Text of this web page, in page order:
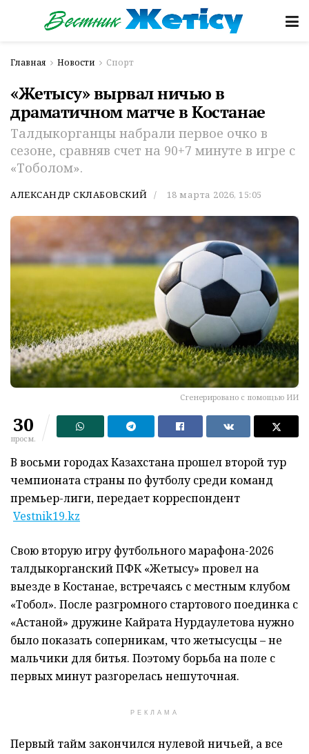
Главная Новости Спорт
«Жетысу» вырвал ничью в
драматичном матче в Костанае
Талдыкорганцы набрали первое очко в
сезоне, сравняв счет на 90+7 минуте в игре с
«Тоболом».
АЛЕКСАНДР СКЛАБОВСКИЙ 18 марта 2026, 15:05
Сгенерировано с помощью ИИ
30
просм.
В восьми городах Казахстана прошел второй тур
чемпионата страны по футболу среди команд
премьер-лиги, передает корреспондент
Vestnik19.kz
Свою вторую игру футбольного марафона-2026
талдыкорганский ПФК «Жетысу» провел на
выезде в Костанае, встречаясь с местным клубом
«Тобол». После разгромного стартового поединка с
«Астаной» дружине Кайрата Нурдаулетова нужно
было показать соперникам, что жетысусцы – не
мальчики для битья. Поэтому борьба на поле с
первых минут разгорелась нешуточная.
РЕКЛАМА
Первый тайм закончился нулевой ничьей, а все